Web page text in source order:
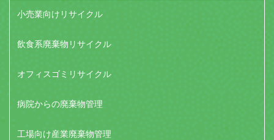
小売業向けリサイクル
飲食系廃棄物リサイクル
オフィスゴミリサイクル
病院からの廃棄物管理
工場向け産業廃棄物管理